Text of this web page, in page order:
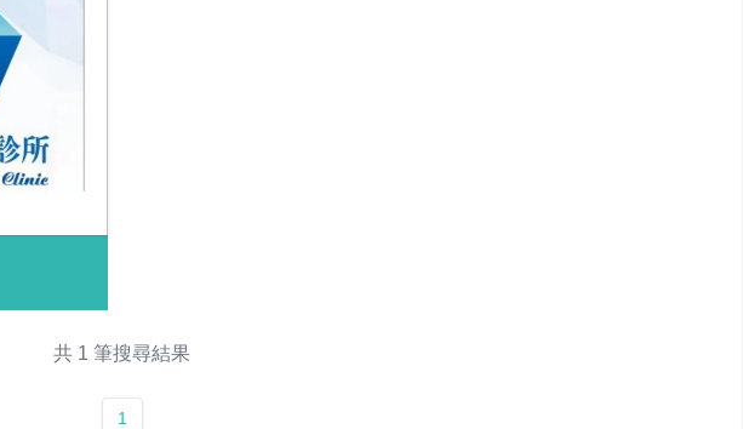
共 1 筆搜尋結果
1